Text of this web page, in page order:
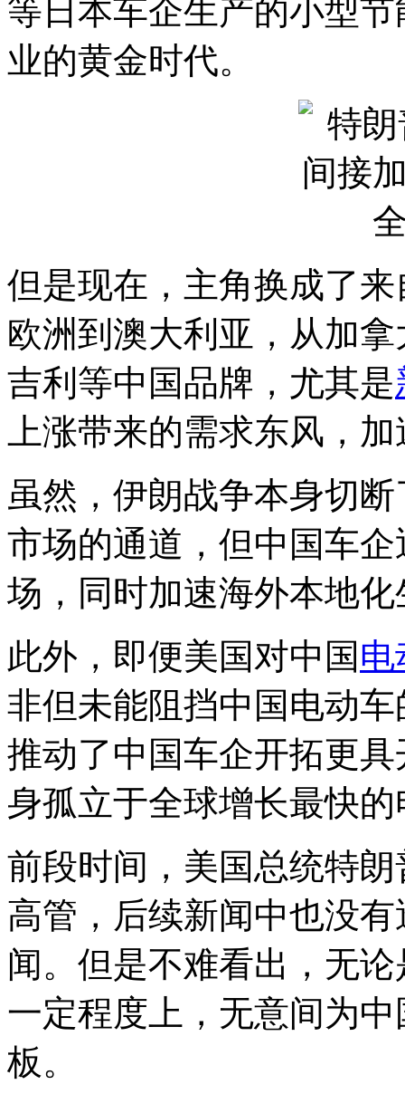
等日本车企生产的小型
业的黄金时代。
但是现在，主角换成了
欧洲到澳大利亚，从加
吉利等中国品牌，尤其是
上涨带来的需求东风，
虽然，伊朗战争本身切
市场的通道，但中国车
场，同时加速海外本地
此外，即便美国对中国电
非但未能阻挡中国电动
推动了中国车企开拓更
身孤立于全球增长最快
前段时间，美国总统特
高管，后续新闻中也没
闻。但是不难看出，无
一定程度上，无意间为
板。